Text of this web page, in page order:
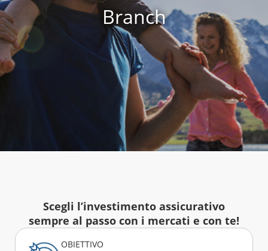
Branch
Scegli l’investimento assicurativo
sempre al passo con i mercati e con te!
OBIETTIVO